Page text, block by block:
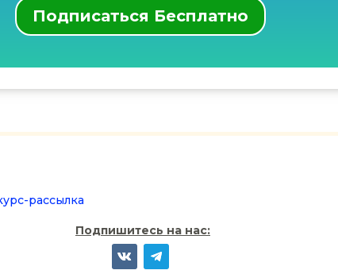
Подписаться Бесплатно
рассылка
Подпишитесь на нас: